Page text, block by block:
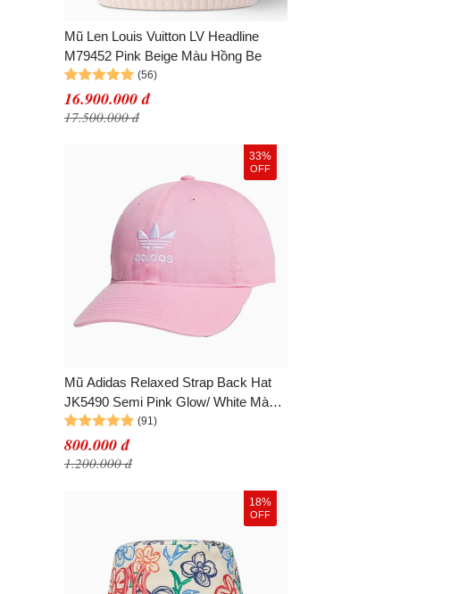
Mũ Len Louis Vuitton LV Headline
M79452 Pink Beige Màu Hồng Be
16.900.000 đ
17.500.000 đ
33%
OFF
Mũ Adidas Relaxed Strap Back Hat
JK5490 Semi Pink Glow/ White Màu
Hồng
800.000 đ
1.200.000 đ
18%
OFF